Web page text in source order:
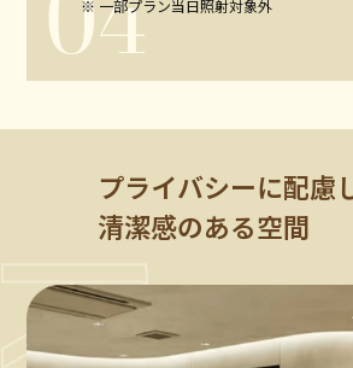
一部プラン当日照射対象外
プライバシーに配慮
清潔感のある空間